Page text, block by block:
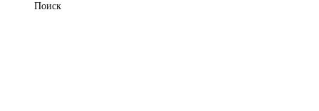
Поиск